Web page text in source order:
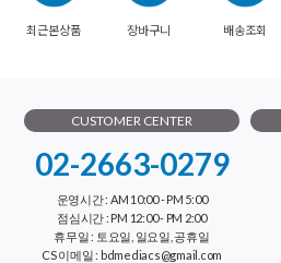
최근본상품 장바구니 배송조회
CUSTOMER CENTER
02-2663-0279
운영시간 : AM 10:00 - PM 5:00
점심시간 : PM 12:00 - PM 2:00
휴무일 : 토요일, 일요일, 공휴일
CS 이메일 : bdmediacs@gmail.com